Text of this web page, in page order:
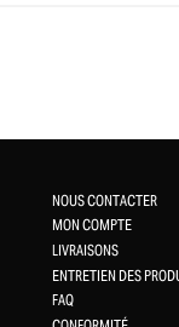
NOUS CONTACTER
MON COMPTE
LIVRAISONS
ENTRETIEN DES
FAQ